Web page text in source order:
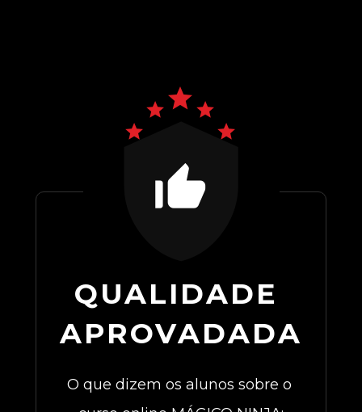
QUALIDADE
APROVADADA
O que dizem os alunos sobre o